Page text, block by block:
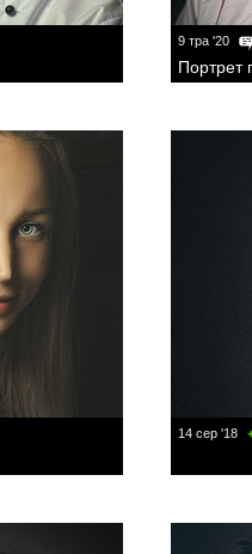
9 тра '20
Портрет
14 сер '18